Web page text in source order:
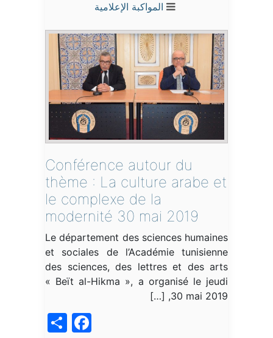
المواكبة الإعلامية
Conférence autour du
thème : La culture arabe et
le complexe de la
modernité 30 mai 2019
Le département des sciences humaines
et sociales de l’Académie tunisienne
des sciences, des lettres et des arts
« Beït al-Hikma », a organisé le jeudi
30 mai 2019, […]